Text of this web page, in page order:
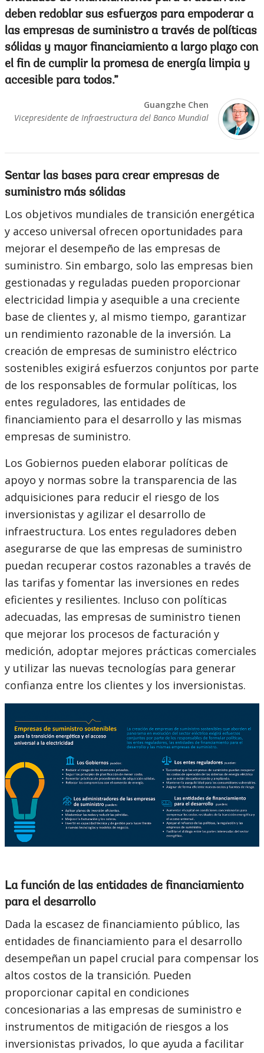
deben redoblar sus esfuerzos para empoderar a
las empresas de suministro a través de políticas
sólidas y mayor financiamiento a largo plazo con
el fin de cumplir la promesa de energía limpia y
accesible para todos.
Guangzhe Chen
Vicepresidente de Infraestructura del Banco Mundial
Sentar las bases para crear empresas de
suministro más sólidas
Los objetivos mundiales de transición energética
y acceso universal ofrecen oportunidades para
mejorar el desempeño de las empresas de
suministro. Sin embargo, solo las empresas bien
gestionadas y reguladas pueden proporcionar
electricidad limpia y asequible a una creciente
base de clientes y, al mismo tiempo, garantizar
un rendimiento razonable de la inversión. La
creación de empresas de suministro eléctrico
sostenibles exigirá esfuerzos conjuntos por parte
de los responsables de formular políticas, los
entes reguladores, las entidades de
financiamiento para el desarrollo y las mismas
empresas de suministro.
Los Gobiernos pueden elaborar políticas de
apoyo y normas sobre la transparencia de las
adquisiciones para reducir el riesgo de los
inversionistas y agilizar el desarrollo de
infraestructura. Los entes reguladores deben
asegurarse de que las empresas de suministro
puedan recuperar costos razonables a través de
las tarifas y fomentar las inversiones en redes
eficientes y resilientes. Incluso con políticas
adecuadas, las empresas de suministro tienen
que mejorar los procesos de facturación y
medición, adoptar mejores prácticas comerciales
y utilizar las nuevas tecnologías para generar
confianza entre los clientes y los inversionistas.
La función de las entidades de financiamiento
para el desarrollo
Dada la escasez de financiamiento público, las
entidades de financiamiento para el desarrollo
desempeñan un papel crucial para compensar los
altos costos de la transición. Pueden
proporcionar capital en condiciones
concesionarias a las empresas de suministro e
instrumentos de mitigación de riesgos a los
inversionistas privados, lo que ayuda a facilitar